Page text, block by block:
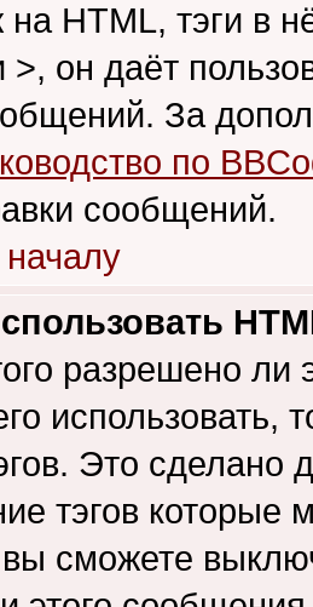
на HTML, тэги в
>, он даёт
За
по
сообщений.
разрешено
использовать,
Это сделано
тэгов
сможете